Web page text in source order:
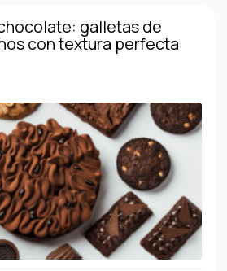
galletas de
con textura perfecta